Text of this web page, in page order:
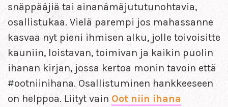
snäppääjiä tai ainanämäjututunohtavia,
osallistukaa. Vielä parempi jos mahassanne
kasvaa nyt pieni ihmisen alku, jolle toivoisitte
kauniin, loistavan, toimivan ja kaikin puolin
ihanan kirjan, jossa kertoa monin tavoin että
#ootniinihana. Osallistuminen hankkeeseen
on helppoa. Liityt vain Oot niin ihana